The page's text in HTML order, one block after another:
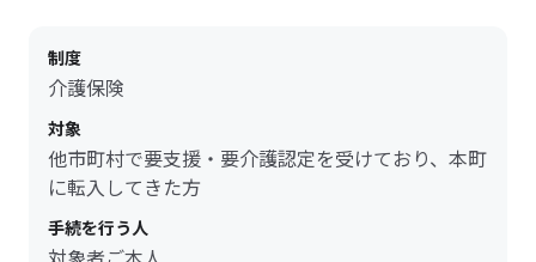
制度
介護保険
対象
他市町村で要支援・要介護認定を受けており、本町
に転入してきた方
手続を行う人